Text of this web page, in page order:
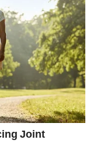
Prema
upravo ova dva
i događaje prije
Umjesto laganog i
brojne emotivne
preokrete. Međutim,
snažnijim, mudrijim